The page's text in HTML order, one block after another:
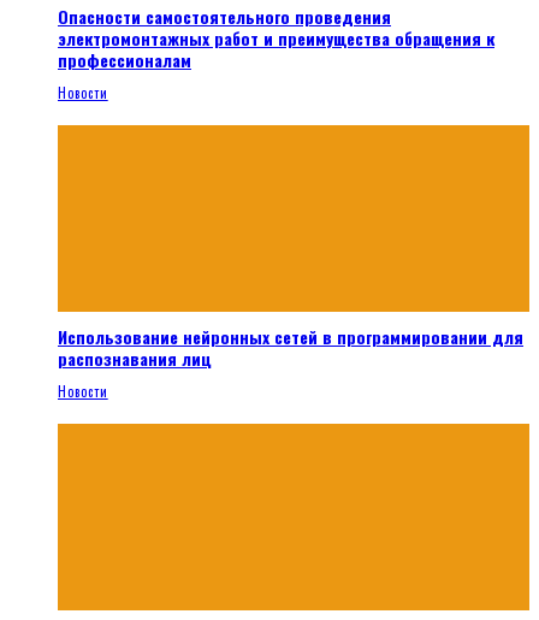
Опасности самостоятельного проведения
электромонтажных работ и преимущества обращения к
профессионалам
Новости
Использование нейронных сетей в программировании для
распознавания лиц
Новости